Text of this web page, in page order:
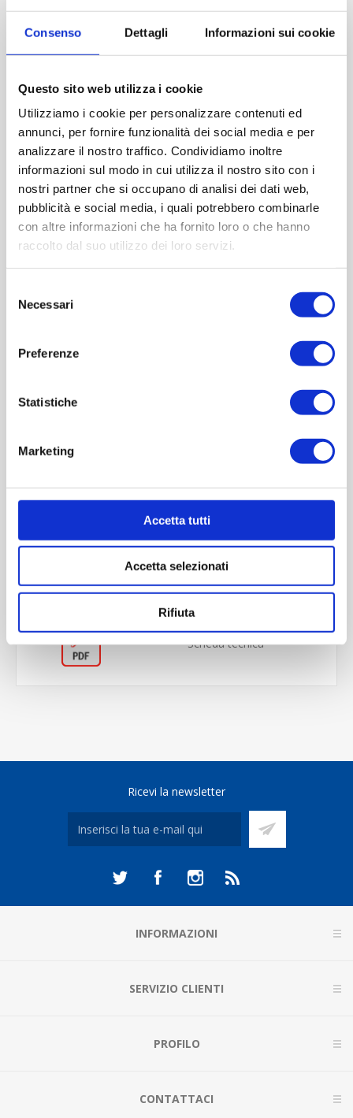
Consenso Dettagli Informazioni sui cookie
Questo sito web utilizza i cookie
Utilizziamo i cookie per personalizzare contenuti ed
annunci, per fornire funzionalità dei social media e per
analizzare il nostro traffico. Condividiamo inoltre
informazioni sul modo in cui utilizza il nostro sito con i
nostri partner che si occupano di analisi dei dati web,
pubblicità e social media, i quali potrebbero combinarle
con altre informazioni che ha fornito loro o che hanno
raccolto dal suo utilizzo dei loro servizi.
delNecessari
Preferenze
Statistiche
Marketing
Accetta tutti
Accetta selezionati
Rifiuta
Imboccatura:T.vite pp28
Diametro (mm):37
Altezza (mm):156
Larghezza (mm):77
Quantità per imballo (ordine minimo 1 collo):0
Cod.: HUT101
Please select the address you want to ship to
OVERVIEW
REVIEWS
CONTACT US
Scheda tecnica
Ricevi la newsletter
INFORMAZIONI
SERVIZIO CLIENTI
PROFILO
CONTATTACI